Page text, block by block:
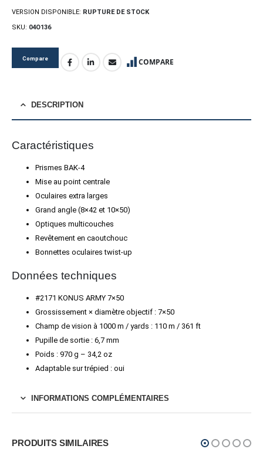
VERSION DISPONIBLE: RUPTURE DE STOCK
SKU: 04O136
Compare COMPARE
DESCRIPTION
Caractéristiques
Prismes BAK-4
Mise au point centrale
Oculaires extra larges
Grand angle (8×42 et 10×50)
Optiques multicouches
Revêtement en caoutchouc
Bonnettes oculaires twist-up
Données techniques
#2171 KONUS ARMY 7×50
Grossissement × diamètre objectif : 7×50
Champ de vision à 1000 m / yards : 110 m / 361 ft
Pupille de sortie : 6,7 mm
Poids : 970 g – 34,2 oz
Adaptable sur trépied : oui
INFORMATIONS COMPLÉMENTAIRES
PRODUITS SIMILAIRES